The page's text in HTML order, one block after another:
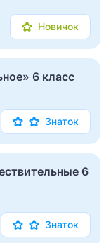
Новичок
6 класс
Знаток
6
Знаток